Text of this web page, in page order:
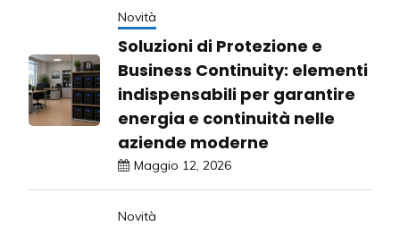
Novità
Soluzioni di Protezione e
Business Continuity: elementi
indispensabili per garantire
energia e continuità nelle
aziende moderne
Maggio 12, 2026
Novità